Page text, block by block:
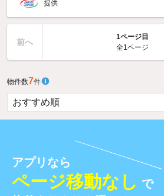
提供
前へ
1ページ目
全1ページ
物件数7件
アプリなら
ページ移動なし で